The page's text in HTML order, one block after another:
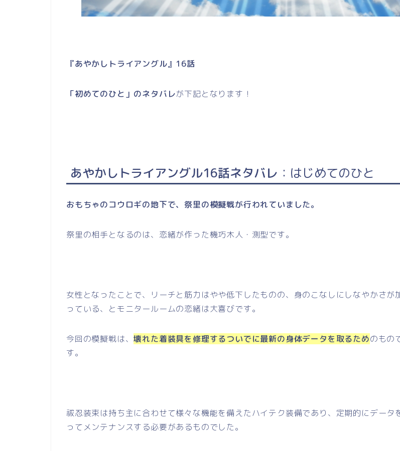
『あやかしトライアングル』16話
「初めてのひと」のネタバレが下記となります！
あやかしトライアングル16話ネタバレ ：はじめてのひと
おもちゃのコウロギの地下で、祭里の模擬戦が行われていました。
祭里の相手となるのは、恋緒が作った機巧木人・測型です。
女性となったことで、リーチと筋力はやや低下したものの、身のこなしにしなやかさが
っている、とモニタールームの恋緒は大喜びです。
今回の模擬戦は、壊れた着装具を修理するついでに最新の身体データを取るためのもの
す。
祓忍装束は持ち主に合わせて様々な機能を備えたハイテク装備であり、定期的にデータ
ってメンテナンスする必要があるものでした。